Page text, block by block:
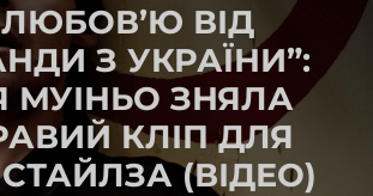
ЛЮБОВ’Ю ВІД
З УКРАЇНИ”:
МУІНЬО ЗНЯЛА
КЛІП ДЛЯ
СТАЙЛЗА (ВІДЕО)